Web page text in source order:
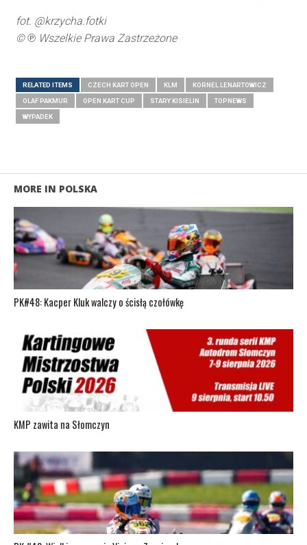
fot. @krzycha.fotki
© ℗ Wszelkie Prawa Zastrzeżone
RELATED ITEMS CZECH KART OPEN KLM KORNEL LENARTOWICZ
OLAF PAKMUR OPEN KART CUP STARY KISIELIN TOPNEWS
WYPADEK
MORE IN POLSKA
PK#48: Kacper Kluk walczy o ścisłą czołówkę
KMP zawita na Słomczyn